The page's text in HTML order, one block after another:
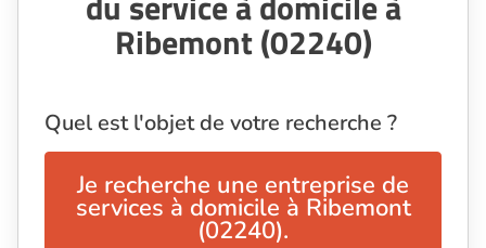
Ribemont (02240)
Quel est l'objet de votre recherche ?
Je recherche une entreprise de
services à domicile à Ribemont
(02240).